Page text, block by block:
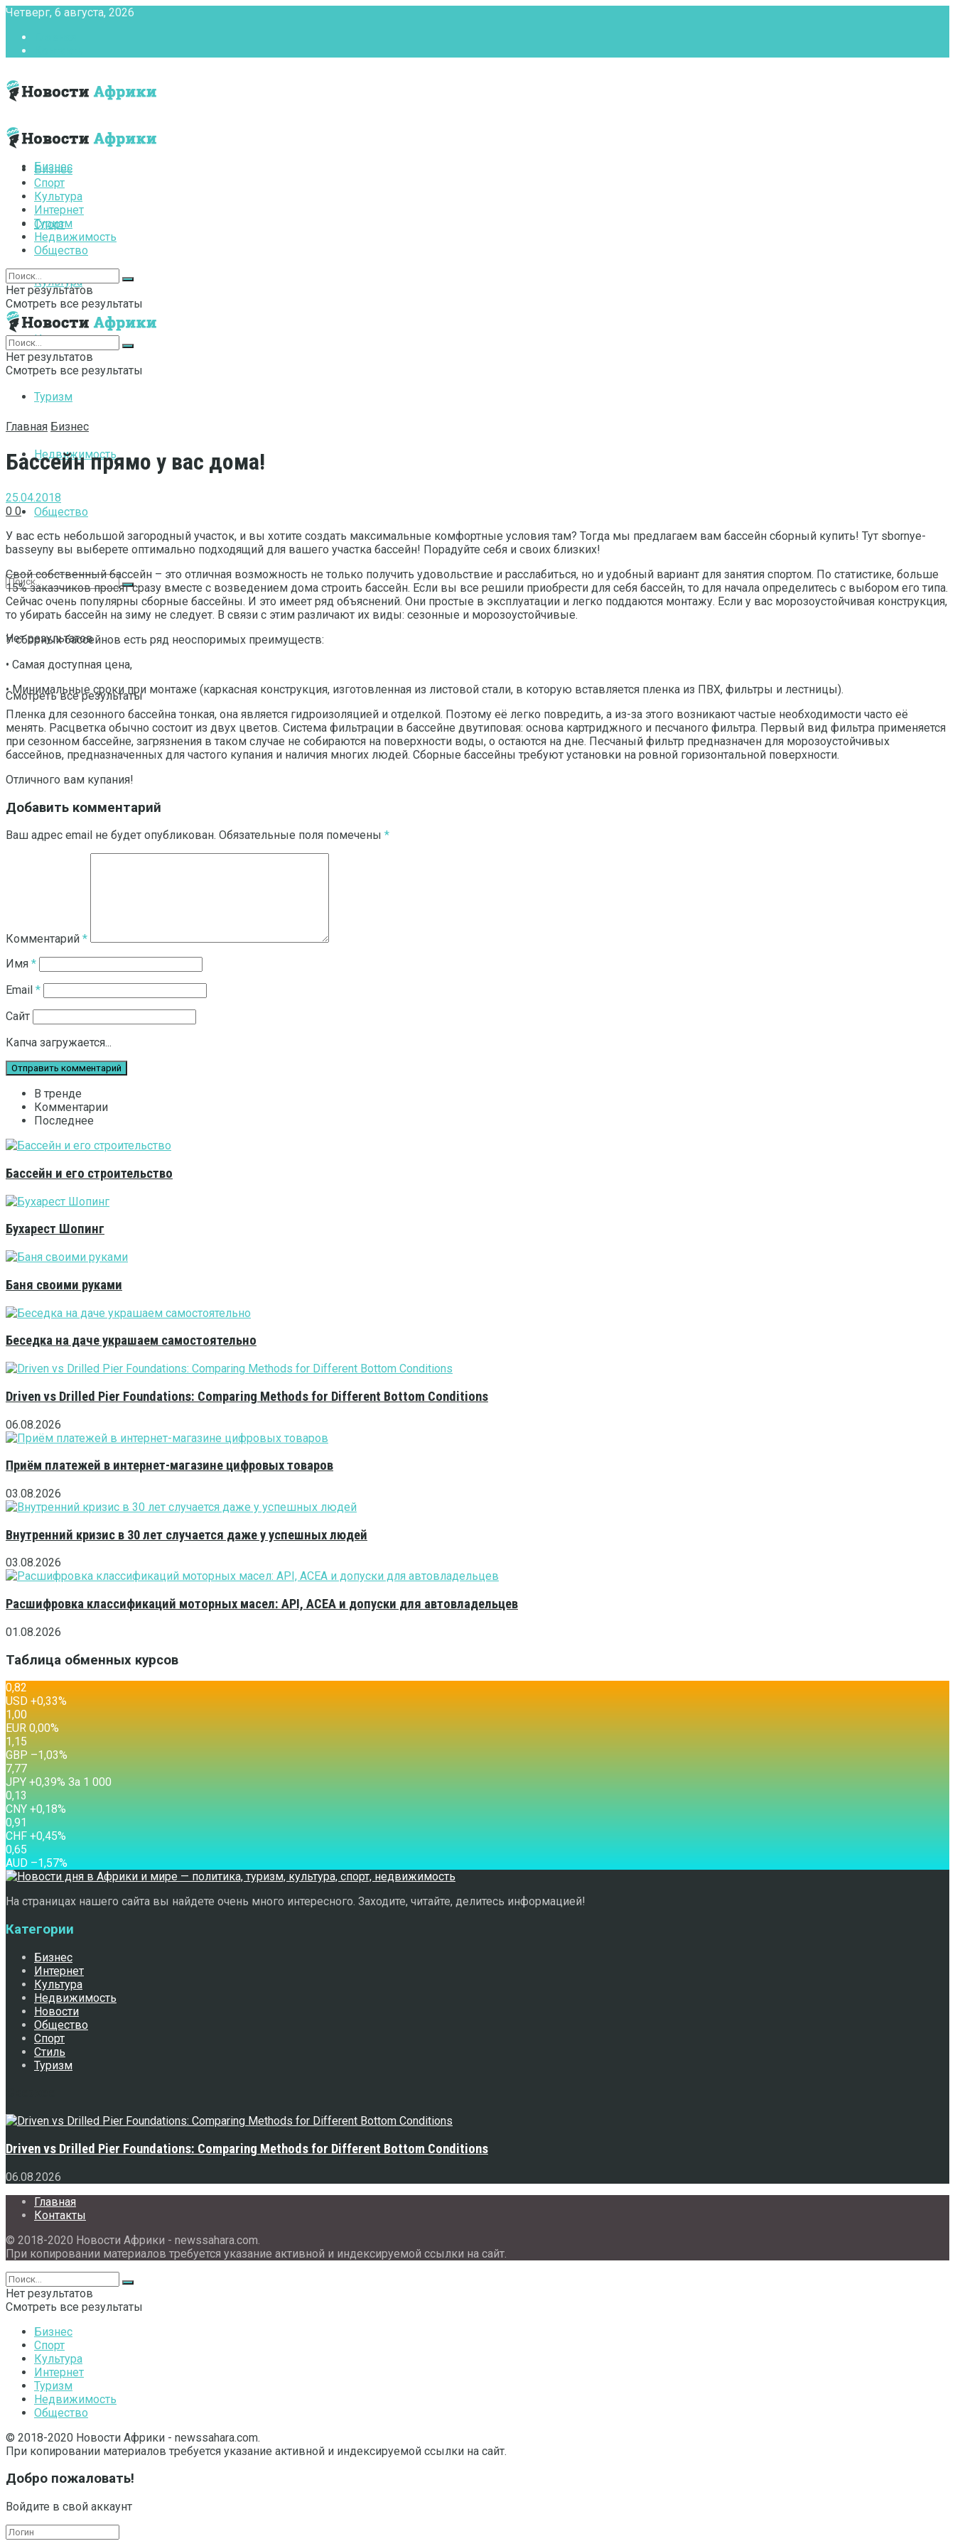
Четверг, 6 августа, 2026
Бизнес
Спорт
Культура
Интернет
Туризм
Недвижимость
Общество
Нет результатов
Смотреть все результаты
Бизнес
Спорт
Культура
Интернет
Туризм
Недвижимость
Общество
Нет результатов
Смотреть все результаты
Нет результатов
Смотреть все результаты
Главная Бизнес
Бассейн прямо у вас дома!
25.04.2018
0 0
У вас есть небольшой загородный участок, и вы хотите создать максимальные комфортные условия там? Тогда мы предлагаем вам бассейн сборный купить! Тут sbornye-
basseyny вы выберете оптимально подходящий для вашего участка бассейн! Порадуйте себя и своих близких!
Свой собственный бассейн – это отличная возможность не только получить удовольствие и расслабиться, но и удобный вариант для занятия спортом. По статистике, больше
15% заказчиков просят сразу вместе с возведением дома строить бассейн. Если вы все решили приобрести для себя бассейн, то для начала определитесь с выбором его типа.
Сейчас очень популярны сборные бассейны. И это имеет ряд объяснений. Они простые в эксплуатации и легко поддаются монтажу. Если у вас морозоустойчивая конструкция,
то убирать бассейн на зиму не следует. В связи с этим различают их виды: сезонные и морозоустойчивые.
У сборных бассейнов есть ряд неоспоримых преимуществ:
• Самая доступная цена,
• Минимальные сроки при монтаже (каркасная конструкция, изготовленная из листовой стали, в которую вставляется пленка из ПВХ, фильтры и лестницы).
Пленка для сезонного бассейна тонкая, она является гидроизоляцией и отделкой. Поэтому её легко повредить, а из-за этого возникают частые необходимости часто её
менять. Расцветка обычно состоит из двух цветов. Система фильтрации в бассейне двутиповая: основа картриджного и песчаного фильтра. Первый вид фильтра применяется
при сезонном бассейне, загрязнения в таком случае не собираются на поверхности воды, о остаются на дне. Песчаный фильтр предназначен для морозоустойчивых
бассейнов, предназначенных для частого купания и наличия многих людей. Сборные бассейны требуют установки на ровной горизонтальной поверхности.
Отличного вам купания!
Добавить комментарий
Ваш адрес email не будет опубликован. Обязательные поля помечены *
Комментарий *
Имя *
Email *
Сайт
Капча загружается...
В тренде
Комментарии
Последнее
Бассейн и его строительство
Бухарест Шопинг
Баня своими руками
Беседка на даче украшаем самостоятельно
Driven vs Drilled Pier Foundations: Comparing Methods for Different Bottom Conditions
06.08.2026
Приём платежей в интернет-магазине цифровых товаров
03.08.2026
Внутренний кризис в 30 лет случается даже у успешных людей
03.08.2026
Расшифровка классификаций моторных масел: API, ACEA и допуски для автовладельцев
01.08.2026
Таблица обменных курсов
0,82
USD +0,33%
1,00
EUR 0,00%
1,15
GBP –1,03%
7,77
JPY +0,39% За 1 000
0,13
CNY +0,18%
0,91
CHF +0,45%
0,65
AUD –1,57%
На страницах нашего сайта вы найдете очень много интересного. Заходите, читайте, делитесь информацией!
Категории
Бизнес
Интернет
Культура
Недвижимость
Новости
Общество
Спорт
Стиль
Туризм
Driven vs Drilled Pier Foundations: Comparing Methods for Different Bottom Conditions
06.08.2026
Главная
Контакты
© 2018-2020 Новости Африки - newssahara.com.
При копировании материалов требуется указание активной и индексируемой ссылки на сайт.
Нет результатов
Смотреть все результаты
Бизнес
Спорт
Культура
Интернет
Туризм
Недвижимость
Общество
© 2018-2020 Новости Африки - newssahara.com.
При копировании материалов требуется указание активной и индексируемой ссылки на сайт.
Добро пожаловать!
Войдите в свой аккаунт